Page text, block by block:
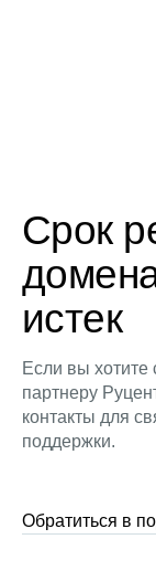
Срок
истек
Если вы хотите
партнеру
контакты для
поддержки.
Обратиться в